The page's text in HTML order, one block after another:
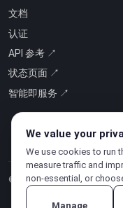
文档
认证
API 参考 ↗
状态页面 ↗
智能即服务 ↗
© 2026 CloudSigma
We value your
We use cookies to run
measure traffic and
non-essential, or
Manage